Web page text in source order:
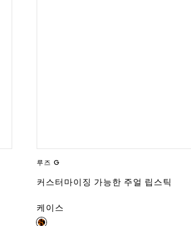
루즈 G
커스터마이징 가능한 주얼 립스틱
케이스